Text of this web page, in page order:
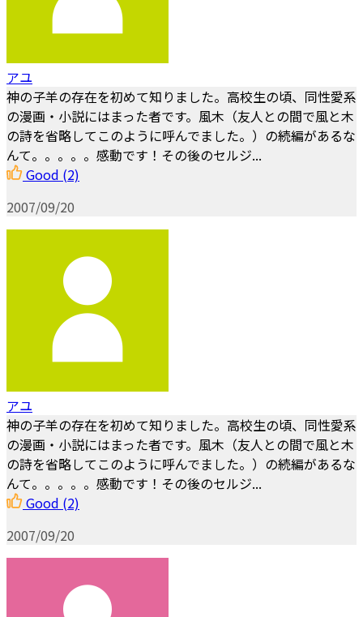
アユ
神の子羊の存在を初めて知りました。高校生の頃、同性愛系
の漫画・小説にはまった者です。風木（友人との間で風と木
の詩を省略してこのように呼んでました。）の続編があるな
んて。。。。。感動です！その後のセルジ...
Good (2)
2007/09/20
アユ
神の子羊の存在を初めて知りました。高校生の頃、同性愛系
の漫画・小説にはまった者です。風木（友人との間で風と木
の詩を省略してこのように呼んでました。）の続編があるな
んて。。。。。感動です！その後のセルジ...
Good (2)
2007/09/20